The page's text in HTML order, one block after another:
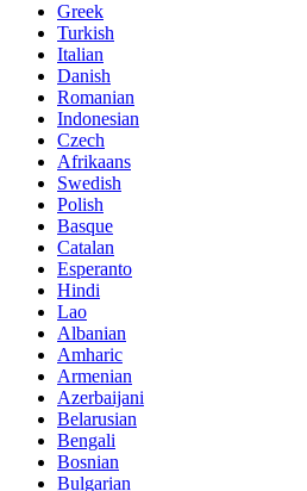
Greek
Turkish
Italian
Danish
Romanian
Indonesian
Czech
Afrikaans
Swedish
Polish
Basque
Catalan
Esperanto
Hindi
Lao
Albanian
Amharic
Armenian
Azerbaijani
Belarusian
Bengali
Bosnian
Bulgarian